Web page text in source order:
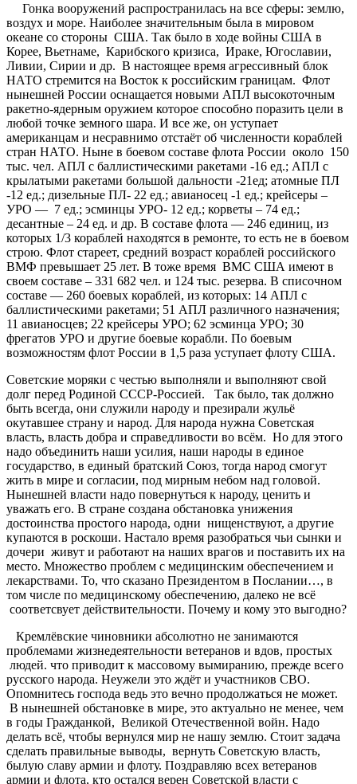
Гонка вооружений распространилась на все сферы: землю,
воздух и море. Наиболее значительным была в мировом
океане со стороны США. Так было в ходе войны США в
Корее, Вьетнаме, Карибского кризиса, Ираке, Югославии,
Ливии, Сирии и др. В настоящее время агрессивный блок
НАТО стремится на Восток к российским границам. Флот
нынешней России оснащается новыми АПЛ высокоточным
ракетно-ядерным оружием которое способно поразить цели в
любой точке земного шара. И все же, он уступает
американцам и несравнимо отстаёт об численности кораблей
стран НАТО. Ныне в боевом составе флота России около 150
тыс. чел. АПЛ с баллистическими ракетами -16 ед.; АПЛ с
крылатыми ракетами большой дальности -21ед; атомные ПЛ
-12 ед.; дизельные ПЛ- 22 ед.; авианосец -1 ед.; крейсеры –
УРО — 7 ед.; эсминцы УРО- 12 ед.; корветы – 74 ед.;
десантные – 24 ед. и др. В составе флота — 246 единиц, из
которых 1/3 кораблей находятся в ремонте, то есть не в боевом
строю. Флот стареет, средний возраст кораблей российского
ВМФ превышает 25 лет. В тоже время ВМС США имеют в
своем составе – 331 682 чел. и 124 тыс. резерва. В списочном
составе — 260 боевых кораблей, из которых: 14 АПЛ с
баллистическими ракетами; 51 АПЛ различного назначения;
11 авианосцев; 22 крейсеры УРО; 62 эсминца УРО; 30
фрегатов УРО и другие боевые корабли. По боевым
возможностям флот России в 1,5 раза уступает флоту США.
Советские моряки с честью выполняли и выполняют свой
долг перед Родиной СССР-Россией. Так было, так должно
быть всегда, они служили народу и презирали жульё
окутавшее страну и народ. Для народа нужна Советская
власть, власть добра и справедливости во всём. Но для этого
надо объединить наши усилия, наши народы в единое
государство, в единый братский Союз, тогда народ смогут
жить в мире и согласии, под мирным небом над головой.
Нынешней власти надо повернуться к народу, ценить и
уважать его. В стране создана обстановка унижения
достоинства простого народа, одни нищенствуют, а другие
купаются в роскоши. Настало время разобраться чьи сынки и
дочери живут и работают на наших врагов и поставить их на
место. Множество проблем с медицинским обеспечением и
лекарствами. То, что сказано Президентом в Послании…, в
том числе по медицинскому обеспечению, далеко не всё
соответсвует действительности. Почему и кому это выгодно?
Кремлёвские чиновники абсолютно не занимаются
проблемами жизнедеятельности ветеранов и вдов, простых
людей. что приводит к массовому вымиранию, прежде всего
русского народа. Неужели это ждёт и участников СВО.
Опомнитесь господа ведь это вечно продолжаться не может.
В нынешней обстановке в мире, это актуально не менее, чем
в годы Гражданкой, Великой Отечественной войн. Надо
делать всё, чтобы вернулся мир не нашу землю. Стоит задача
сделать правильные выводы, вернуть Советскую власть,
былую славу армии и флоту. Поздравляю всех ветеранов
армии и флота, кто остался верен Советской власти с